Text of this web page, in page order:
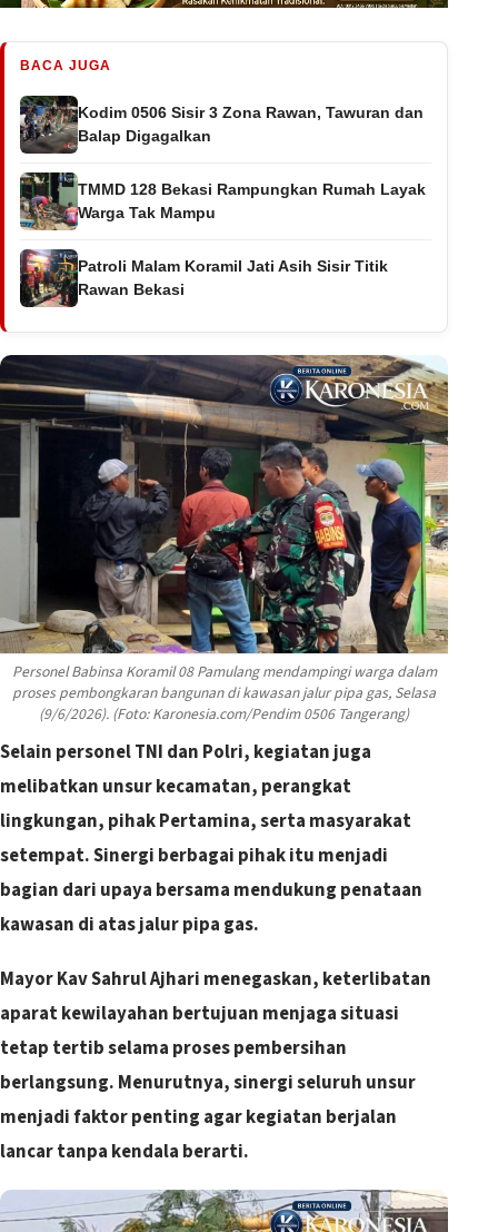
BACA JUGA
Kodim 0506 Sisir 3 Zona Rawan, Tawuran dan
Balap Digagalkan
TMMD 128 Bekasi Rampungkan Rumah Layak
Warga Tak Mampu
Patroli Malam Koramil Jati Asih Sisir Titik
Rawan Bekasi
Personel Babinsa Koramil 08 Pamulang mendampingi warga dalam
proses pembongkaran bangunan di kawasan jalur pipa gas, Selasa
(9/6/2026). (Foto: Karonesia.com/Pendim 0506 Tangerang)
Selain personel TNI dan Polri, kegiatan juga
melibatkan unsur kecamatan, perangkat
lingkungan, pihak Pertamina, serta masyarakat
setempat. Sinergi berbagai pihak itu menjadi
bagian dari upaya bersama mendukung penataan
kawasan di atas jalur pipa gas.
Mayor Kav Sahrul Ajhari menegaskan, keterlibatan
aparat kewilayahan bertujuan menjaga situasi
tetap tertib selama proses pembersihan
berlangsung. Menurutnya, sinergi seluruh unsur
menjadi faktor penting agar kegiatan berjalan
lancar tanpa kendala berarti.